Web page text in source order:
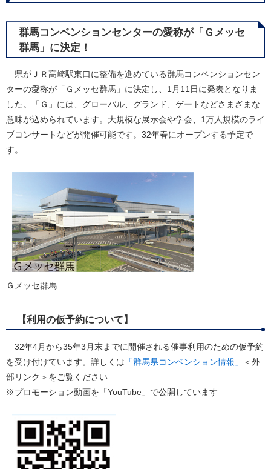
群馬コンベンションセンターの愛称が「Ｇメッセ
群馬」に決定！
県がＪＲ高崎駅東口に整備を進めている群馬コンベンションセン
ターの愛称が「Ｇメッセ群馬」に決定し、1月11日に発表となりま
した。「Ｇ」には、グローバル、グランド、ゲートなどさまざまな
意味が込められています。大規模な展示会や学会、1万人規模のライ
ブコンサートなどが開催可能です。32年春にオープンする予定で
す。
Ｇメッセ群馬
【利用の仮予約について】
32年4月から35年3月末までに開催される催事利用のための仮予約
を受け付けています。詳しくは 「群馬県コンベンション情報」
＜外
部リンク＞ をご覧ください
※プロモーション動画を「YouTube」で公開しています